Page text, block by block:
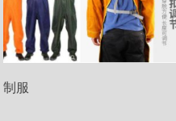
制服